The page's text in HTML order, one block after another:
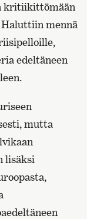
kritiikittömään
mennä
edeltäneen
mutta
lisäksi